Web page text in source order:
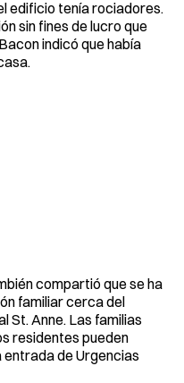
edificio tenía rociadores.
sin fines de lucro que
indicó que había
compartió que se ha
familiar cerca del
St. Anne. Las familias
residentes pueden
de Urgencias